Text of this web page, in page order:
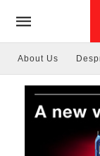
About Us